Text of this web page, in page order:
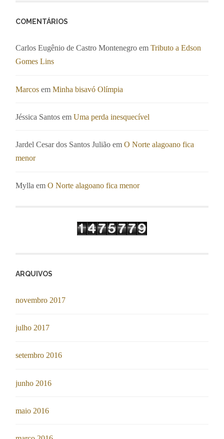
COMENTÁRIOS
Carlos Eugênio de Castro Montenegro emTributo a Edson
Gomes Lins
Marcos emMinha bisavó Olímpia
Jéssica Santos emUma perda inesquecível
Jardel Cesar dos Santos Julião emO Norte alagoano fica
menor
Mylla emO Norte alagoano fica menor
ARQUIVOS
novembro 2017
julho 2017
setembro 2016
junho 2016
maio 2016